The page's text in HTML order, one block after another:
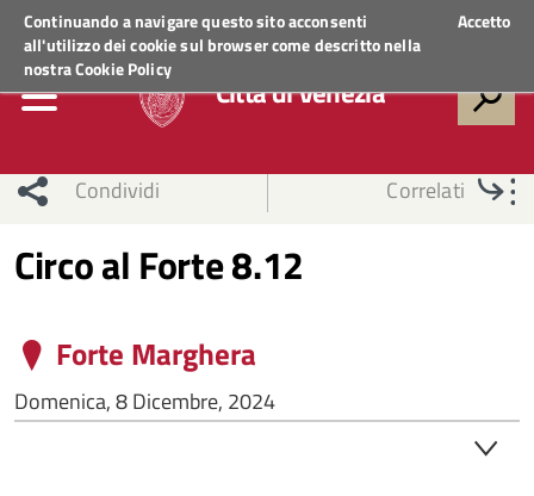
Continuando a navigare questo sito acconsenti
all'utilizzo dei cookie sul browser come descritto nella
nostraCookie Policy
Accetto
Regione VenetoACCEDI AI SERVIZI
Città di Venezia
Condividi Correlati
Circo al Forte 8.12
Forte Marghera
Domenica, 8 Dicembre, 2024